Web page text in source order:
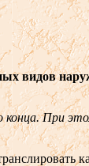
видов
конца. При